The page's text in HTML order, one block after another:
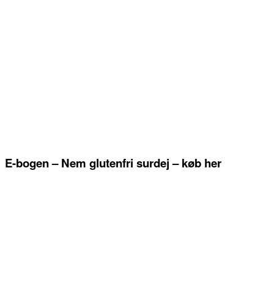
E-bogen – Nem glutenfri surdej – køb her